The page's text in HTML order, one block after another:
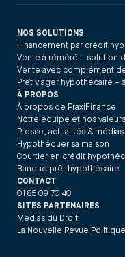
NOS SOLUTIONS
Financement par crédit
Vente à réméré – solution
Vente avec complément
Prêt viager hypothécaire –
À PROPOS
À propos de PraxiFinance
Notre équipe et nos valeurs
Presse, actualités & médias
Hypothéquer sa maison
Courtier en crédit
Banque prêt hypothécaire
CONTACT
01 85 09 70 40
SITES PARTENAIRES
Médias du Droit
La Nouvelle Revue Politique